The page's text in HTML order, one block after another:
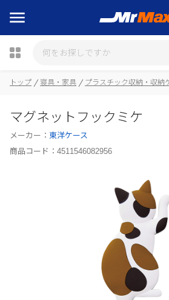
トップ 寝具・家具 プラスチック収納・収納
マグネットフックミケ
メーカー： 東洋ケース
商品コード： 4511546082956